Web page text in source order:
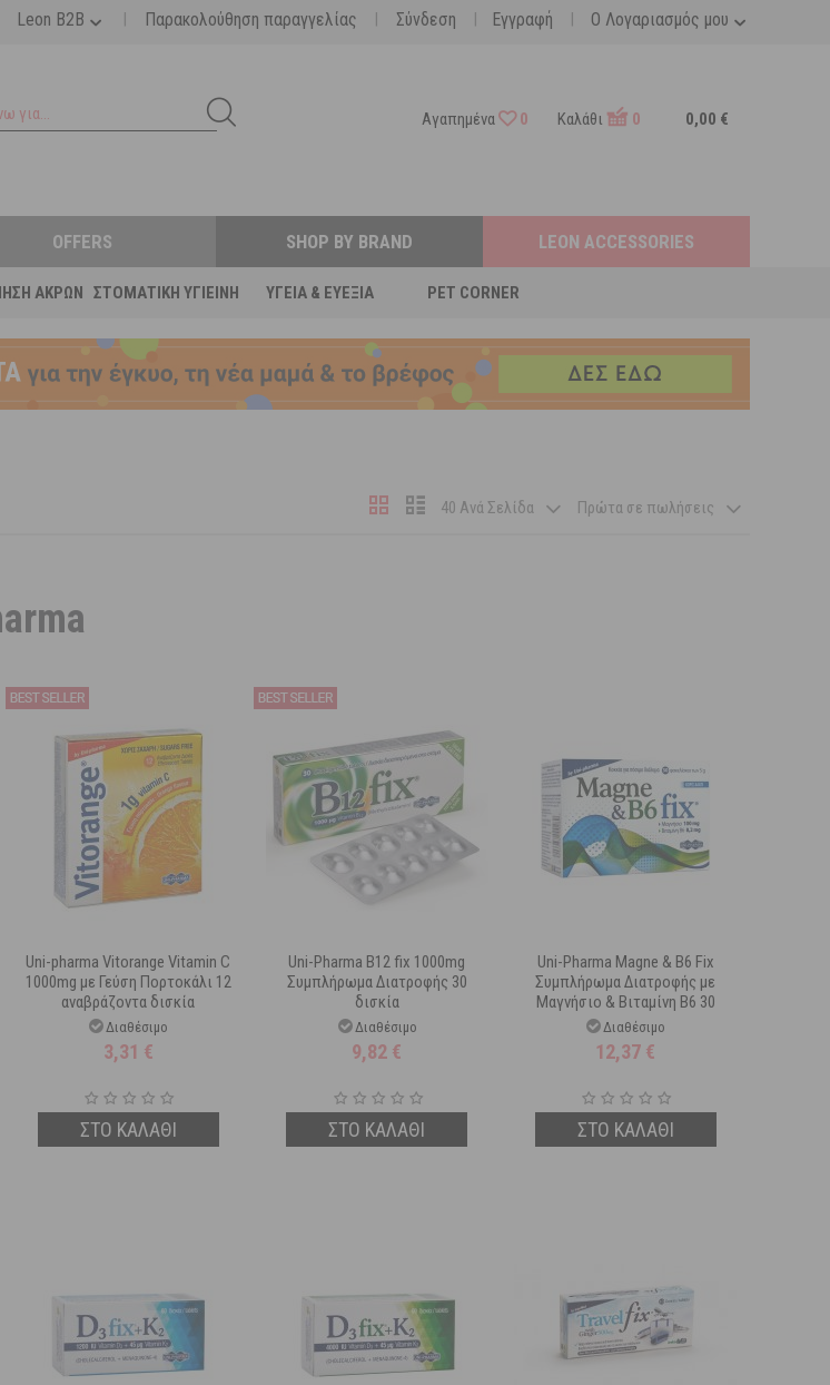
Ο Λογαριασμός μου
Leon B2B | Παρακολούθηση παραγγελίας | Σύνδεση | Εγγραφή |
Αγαπημένα 0 Καλάθι 0 0,00 €
ΆΚΡΩΝ ΣΤΟΜΑΤΙΚΉ ΥΓΙΕΙΝΉ ΥΓΕΊΑ & ΕΥΕΞΊΑ PET CORNER
OFFERS SHOP BY BRAND LEON ACCESSORIES
Πρώτα σε πωλήσεις
40 Ανά Σελίδα
Uni-pharma Vitorange Vitamin C
1000mg με Γεύση Πορτοκάλι 12
αναβράζοντα δισκία
Διαθέσιμο
3,31 €
ΣΤΟ ΚΑΛΑΘΙ
Uni-Pharma B12 fix 1000mg
Συμπλήρωμα Διατροφής 30
δισκία
Διαθέσιμο
9,82 €
ΣΤΟ ΚΑΛΑΘΙ
Uni-Pharma Magne & B6 Fix
Συμπλήρωμα Διατροφής με
Μαγνήσιο & Βιταμίνη B6 30
φακελίσκοι
Διαθέσιμο
12,37 €
ΣΤΟ ΚΑΛΑΘΙ